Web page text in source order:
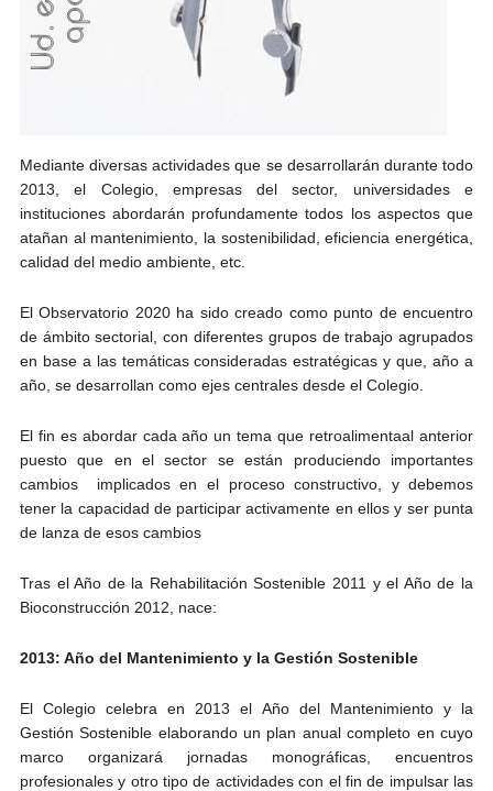
Mediante diversas actividades que se desarrollarán durante todo
2013, el Colegio, empresas del sector, universidades e
instituciones abordarán profundamente todos los aspectos que
atañan al mantenimiento, la sostenibilidad, eficiencia energética,
calidad del medio ambiente, etc.
El Observatorio 2020 ha sido creado como punto de encuentro
de ámbito sectorial, con diferentes grupos de trabajo agrupados
en base a las temáticas consideradas estratégicas y que, año a
año, se desarrollan como ejes centrales desde el Colegio.
El fin es abordar cada año un tema que retroalimentaal anterior
puesto que en el sector se están produciendo importantes
cambios implicados en el proceso constructivo, y debemos
tener la capacidad de participar activamente en ellos y ser punta
de lanza de esos cambios
Tras el Año de la Rehabilitación Sostenible 2011 y el Año de la
Bioconstrucción 2012, nace:
2013: Año del Mantenimiento y la Gestión Sostenible
El Colegio celebra en 2013 el Año del Mantenimiento y la
Gestión Sostenible elaborando un plan anual completo en cuyo
marco organizará jornadas monográficas, encuentros
profesionales y otro tipo de actividades con el fin de impulsar las